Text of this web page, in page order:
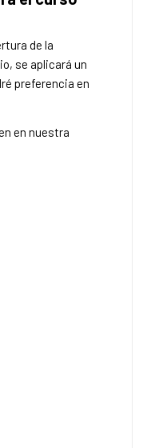
de la
se aplicará un
preferencia en
en nuestra